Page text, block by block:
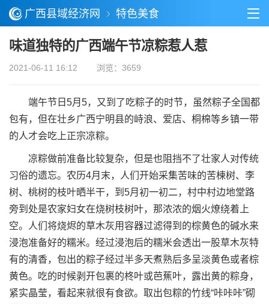
广西县域经济网 特色美食
味道独特的广西端午节凉粽惹人惹
2021-06-11 16:12 浏览：3659
端午节日5月5，又到了吃粽子的时节，虽然粽子全国都
包有，但在壮乡广西宁明县的峙浪、爱店、桐棉等乡镇一带
的人才会吃上正宗凉粽。
凉粽做前准备比较复杂，但是也阻挡不了壮家人对传统
习俗的遗忘。农历4月末，人们开始采集苦味的苦楝树、李
树、桃树的枝叶晒半干，到5月初一初二，村中村边地堂路
旁到处是农家妇女在烧树枝树叶，那浓浓的烟火燎绕着上
空。人们将烧烬的草木灰用容器过滤得到的棕黄色的碱水来
浸泡准备好的糯米。经过浸泡后的糯米会透出一股草木灰特
有的清香，包出的粽子经过半多天煮熟后多呈淡黄色或者棕
黄色。吃的时候剥开包裹的柊叶或芭蕉叶，露出黄的粽身，
紧实晶莹，看起来就很有食欲。取出包粽的竹线“咔咔咔”砌